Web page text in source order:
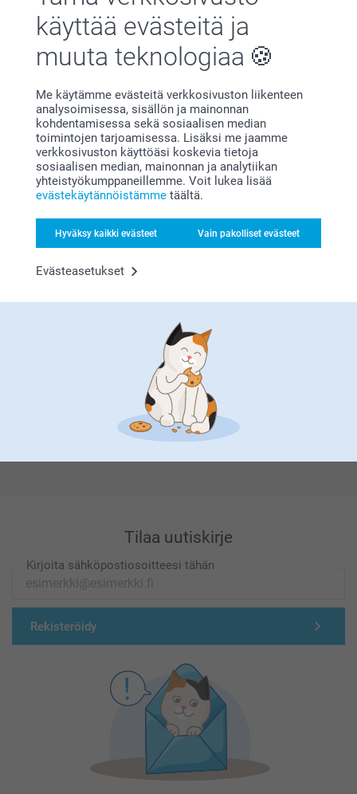
käyttää evästeitä ja
muuta teknologiaa
Me käytämme evästeitä verkkosivuston liikenteen
analysoimisessa, sisällön ja mainonnan
kohdentamisessa sekä sosiaalisen median
toimintojen tarjoamisessa. Lisäksi me jaamme
verkkosivuston käyttöäsi koskevia tietoja
sosiaalisen median, mainonnan ja analytiikan
yhteistyökumppaneillemme. Voit lukea lisää
evästekäytännöistämme täältä.
Hyväksy kaikki evästeet Vain pakolliset evästeet
Evästeasetukset
Tyytyväisyystakuu
Bonusta kaikista tilauksista
Etsitkö inspiraatiota?
Olemme täällä sinun vuoksesi
Tilaa uutiskirje
Kirjoita sähköpostiosoitteesi tähän
Rekisteröidy